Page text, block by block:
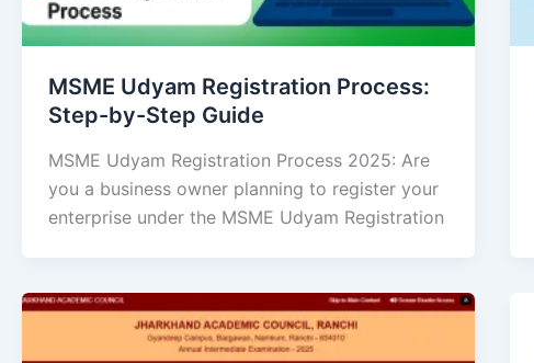
MSME Udyam Registration Process:
Step-by-Step Guide
MSME Udyam Registration Process 2025: Are
you a business owner planning to register your
enterprise under the MSME Udyam Registration